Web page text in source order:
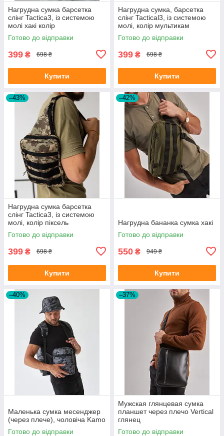
Нагрудна сумка барсетка
слінг Tactica3, із системою
молі хакі колір
Готово до відправки
399 ₴ 698 ₴
Купити
Нагрудна сумка, барсетка
слінг Tactical3, із системою
молі, колір мультикам
Готово до відправки
399 ₴ 698 ₴
Купити
–43%
Нагрудна сумка барсетка
слінг Tactica3, із системою
молі, колір піксель
Готово до відправки
399 ₴ 698 ₴
Купити
–42%
Нагрудна бананка сумка хакі
Готово до відправки
550 ₴ 949 ₴
Купити
–40%
Маленька сумка месенджер
(через плече), чоловіча Kamo
Готово до відправки
–37%
Мужская глянцевая сумка
планшет через плечо Vertical
глянец
Готово до відправки